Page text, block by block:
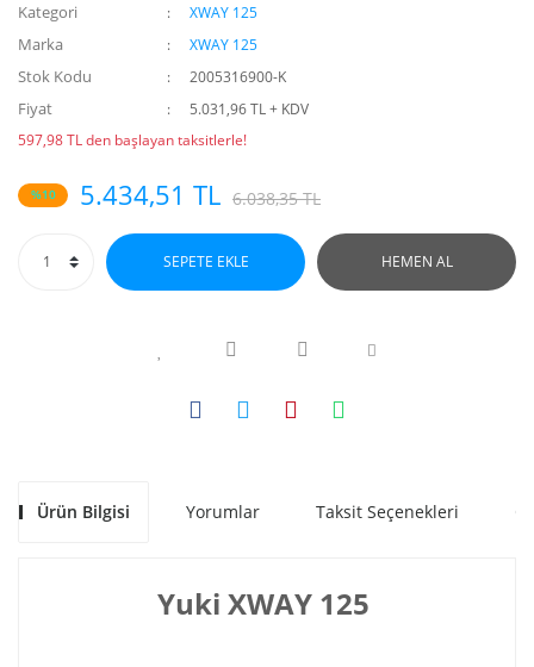
Kategori XWAY 125
Marka XWAY 125
Stok Kodu 2005316900-K
Fiyat
5.031,96 TL + KDV
597,98 TL den başlayan taksitlerle!
%10 5.434,51 TL 6.038,35 TL
SEPETE EKLE HEMEN AL
Ürün Bilgisi Yorumlar Taksit Seçenekleri
Yuki XWAY 125